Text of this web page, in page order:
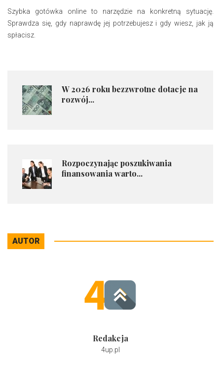
Szybka gotówka online to narzędzie na konkretną sytuację.
Sprawdza się, gdy naprawdę jej potrzebujesz i gdy wiesz, jak ją
spłacisz.
​W 2026 roku bezzwrotne dotacje na
rozwój...
Rozpoczynając poszukiwania
finansowania warto...
AUTOR
Redakcja
4up.pl